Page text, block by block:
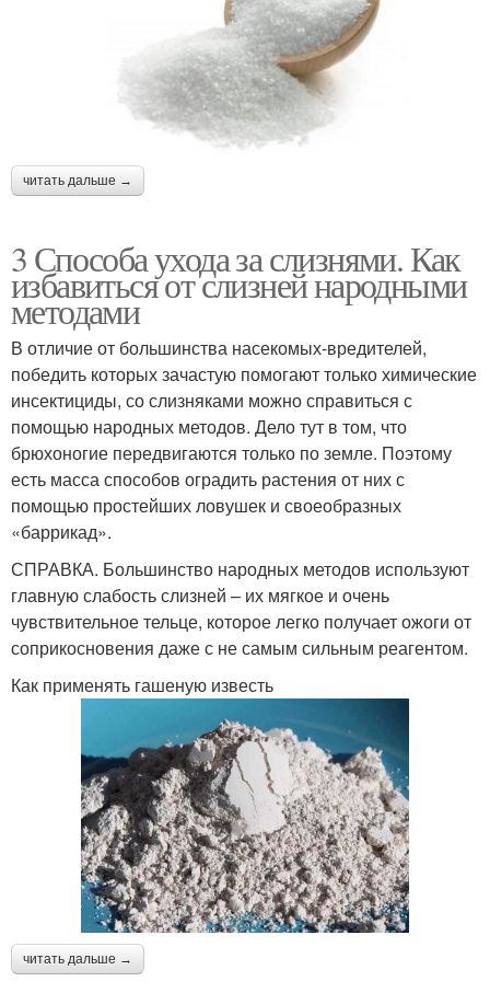
читать дальше →
3 Способа ухода за слизнями. Как
избавиться от слизней народными
методами
В отличие от большинства насекомых-вредителей,
победить которых зачастую помогают только химические
инсектициды, со слизняками можно справиться с
помощью народных методов. Дело тут в том, что
брюхоногие передвигаются только по земле. Поэтому
есть масса способов оградить растения от них с
помощью простейших ловушек и своеобразных
«баррикад».
СПРАВКА. Большинство народных методов используют
главную слабость слизней – их мягкое и очень
чувствительное тельце, которое легко получает ожоги от
соприкосновения даже с не самым сильным реагентом.
Как применять гашеную известь
читать дальше →